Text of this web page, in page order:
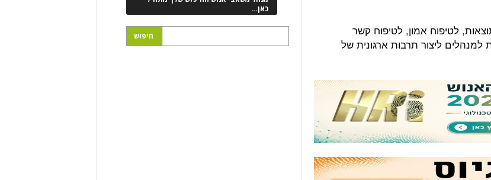
לטיפוח אמון, לטיפוח קשר
ליצור תרבות ארגונית של
כאן…